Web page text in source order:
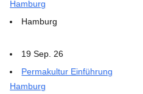
Hamburg
Hamburg
19 Sep. 26
Permakultur Einführung
Hamburg